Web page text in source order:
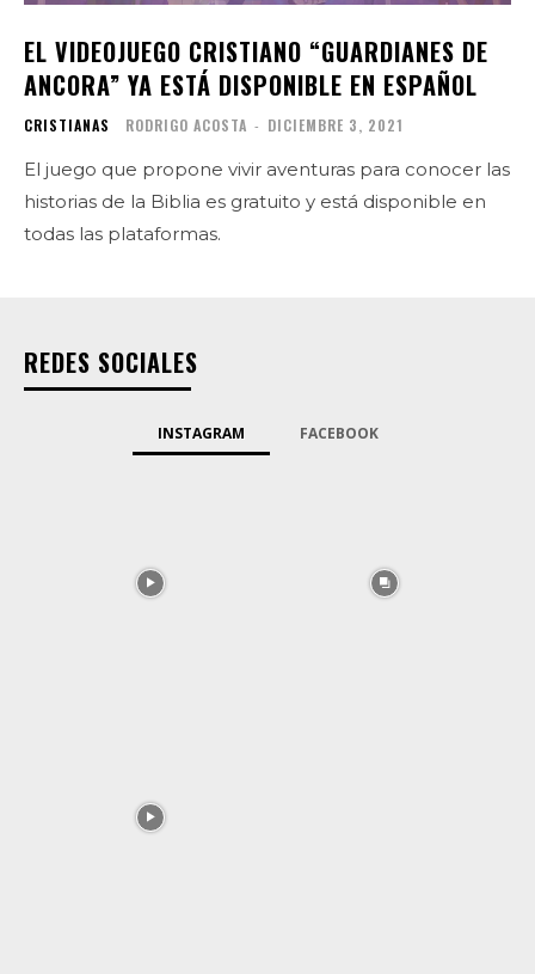
EL VIDEOJUEGO CRISTIANO “GUARDIANES DE
ANCORA” YA ESTÁ DISPONIBLE EN ESPAÑOL
CRISTIANAS RODRIGO ACOSTA - DICIEMBRE 3, 2021
El juego que propone vivir aventuras para conocer las
historias de la Biblia es gratuito y está disponible en
todas las plataformas.
REDES SOCIALES
INSTAGRAM FACEBOOK